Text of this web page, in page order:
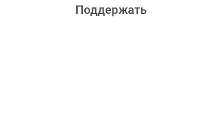
Поддержать